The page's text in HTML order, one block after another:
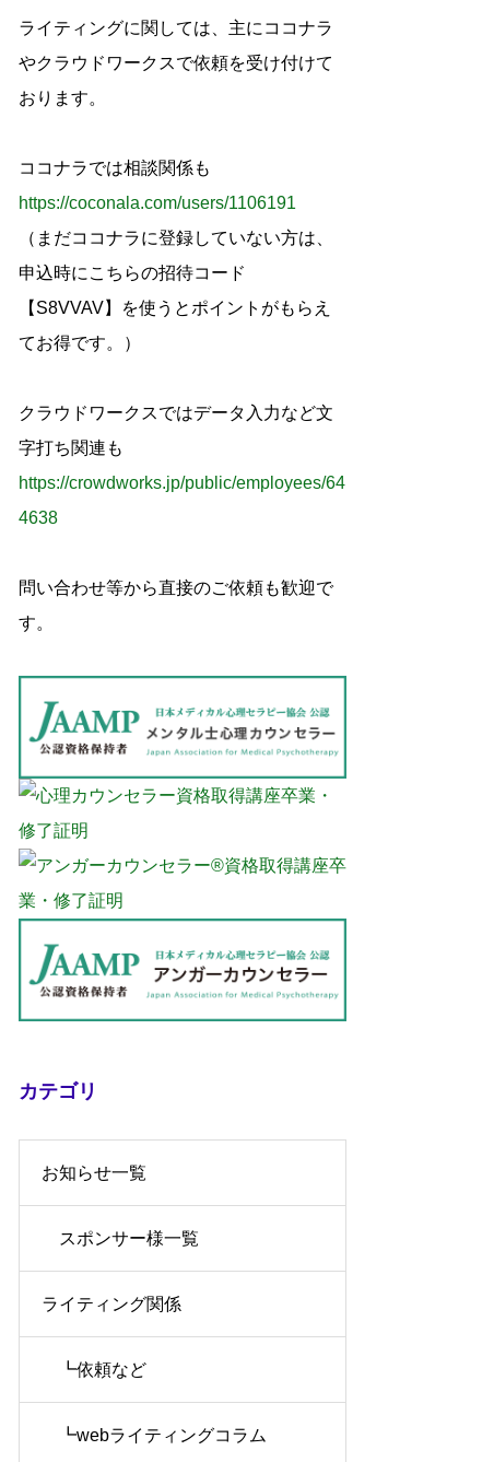
:ライティングに関しては、主にココナラ
やクラウドワークスで依頼を受け付けて
おります。
ココナラでは相談関係も
https://coconala.com/users/1106191
（まだココナラに登録していない方は、
申込時にこちらの招待コード
【S8VVAV】を使うとポイントがもらえ
てお得です。）
クラウドワークスではデータ入力など文
字打ち関連も
https://crowdworks.jp/public/employees/64
4638
問い合わせ等から直接のご依頼も歓迎で
す。
カテゴリ
お知らせ一覧
スポンサー様一覧
ライティング関係
┗依頼など
┗webライティングコラム